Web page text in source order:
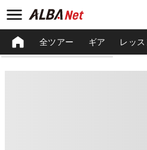
全ツアー ギア レッス